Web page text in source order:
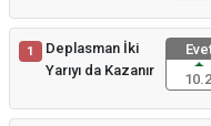
1
Deplasman İki
Yarıyı da Kazanır